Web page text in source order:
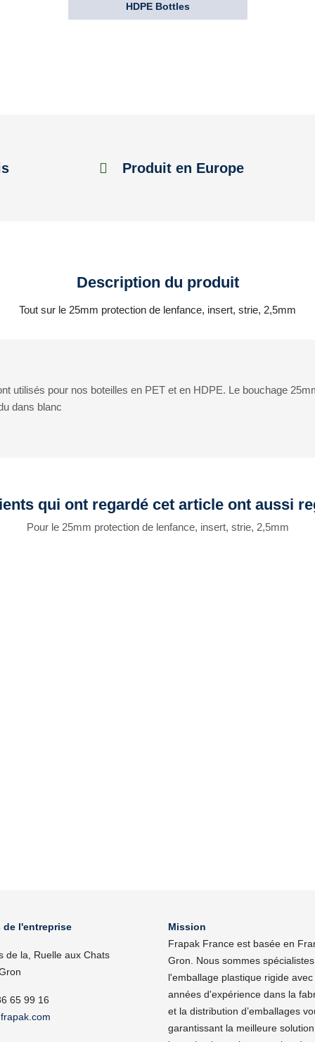
HDPE Bottles
Produit en Europe
Description du produit
Tout sur le 25mm protection de lenfance, insert, strie, 2,5mm
utilisés pour nos boteilles en PET et en HDPE. Le bouchage
dans blanc
qui ont regardé cet article ont aussi
Pour le 25mm protection de lenfance, insert, strie, 2,5mm
de l'entreprise
de la, Ruelle aux Chats
65 99 16
Mission
Frapak France est basée en
Gron. Nous sommes
l'emballage plastique rigide avec
années d'expérience dans la
et la distribution d’emballages
garantissant la meilleure